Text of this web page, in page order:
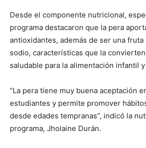
Desde el componente nutricional,
programa destacaron que la pera
antioxidantes, además de ser una fruta
sodio, características que la
saludable para la alimentación infantil
“La pera tiene muy buena aceptación
estudiantes y permite promover
desde edades tempranas”, indicó la
programa, Jholaine Durán.